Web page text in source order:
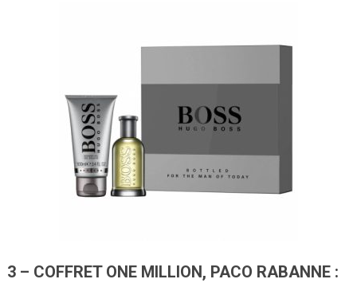
3 – COFFRET ONE MILLION, PACO RABANNE :